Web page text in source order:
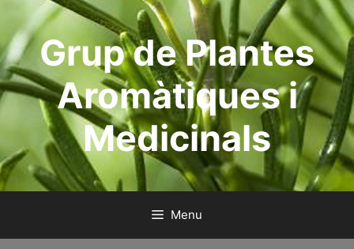
contentGrup de Plantes
Aromàtiques i
Medicinals
Menu